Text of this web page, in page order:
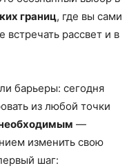
границ, где вы сами
рассвет и в
барьеры: сегодня
из любой точки
—
изменить свою
шаг: